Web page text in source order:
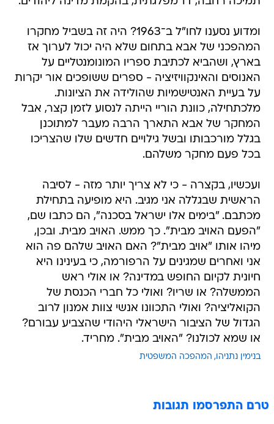
ומדוע נסענו לחו"ל ב־1963? היה זה בשביל מחקרו
המהפכני של אבא בתחום שלא היה יכול לערוך אז
בארץ, ושהביא לכתיבת ספריו המונומנטליים על
האנוסים והאינקוויזיציה - ספרים ששופכים אור יקרות
על בעיית האנטישמיות שהולידה את הציונות.
מלכתחילה, כוונת הוריי הייתה לנסוע לזמן קצר, אבל
המחקר של אבא התארך הרבה מעבר למתוכנן
בגלל מורכבותו ובשל גילויים חדשים שלו שהצריכו
בכל פעם מחקר משלהם.
ועכשיו, בקצרה - כי לא צריך יותר מזה - לסיבה
הראשית שבגללה אני מגיב. היא מופיעה בתחילת
מכתבם. "בימים אלו ישראל בסכנה", הם כתבו שם,
"הפעם האויב מבית". כך ממש. האויב מבית. ובכן,
מיהו אותו "אויב מבית"? האם האויב שלהם פה הוא
אני ואחרים שמגינים על הרפורמה, כי בעינינו היא
חיונית לקיום החופש במדינה? או אולי ראש
הממשלה? או שריו? ואולי כל חברי הכנסת של
הקואליציה? ואולי התכוונו אנשי צוות אמנון לרוב
הגדול של הציבור הישראלי היהודי שהצביע עבורם?
או שמא לכולנו? "האויב מבית". מחריד.
בנימין נתניהו המהפכה המשפטית
טרם התפרסמו תגובות